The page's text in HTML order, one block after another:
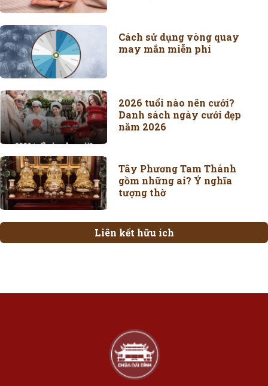
Cách sử dụng vòng quay
may mắn miễn phí
2026 tuổi nào nên cưới?
Danh sách ngày cưới đẹp
năm 2026
Tây Phương Tam Thánh
gồm những ai? Ý nghĩa
tượng thờ
Liên kết hữu ích